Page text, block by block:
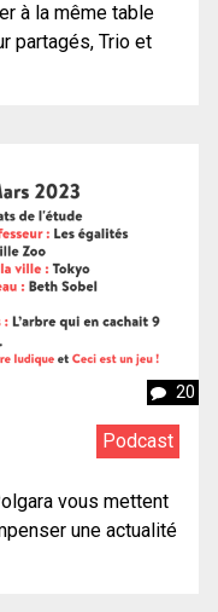
à la même table
partagés, Trio et
20
Podcast
vous mettent
une actualité